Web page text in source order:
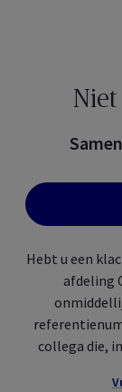
Niet
Hebt u een
afdeling
collega die,